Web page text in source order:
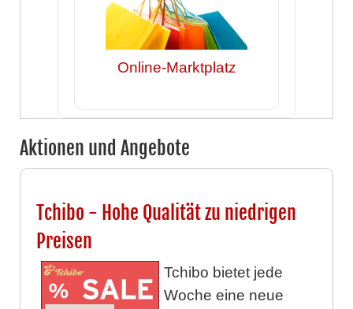
Online-Marktplatz
Aktionen und Angebote
Tchibo - Hohe Qualität zu niedrigen
Preisen
Tchibo bietet jede
Woche eine neue